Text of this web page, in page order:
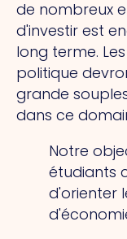
de nombreux
d'investir est
long terme.
politique
grande
dans ce
Notre
étudiants
d'orienter